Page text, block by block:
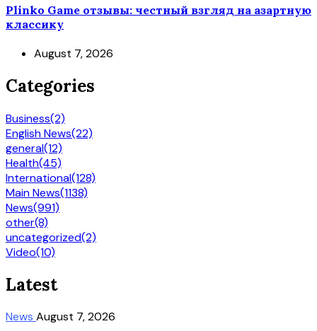
Plinko Game отзывы: честный взгляд на азартную
классику
August 7, 2026
Categories
Business(2)
English News(22)
general(12)
Health(45)
International(128)
Main News(1138)
News(991)
other(8)
uncategorized(2)
Video(10)
Latest
News August 7, 2026